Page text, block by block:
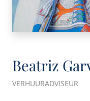
Beatriz
VERHUURADVISEUR